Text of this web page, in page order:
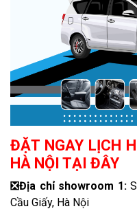
ĐẶT NGAY LỊCH
HÀ NỘI TẠI ĐÂY
❎Địa chỉ showroom 1:
Cầu Giấy, Hà Nội